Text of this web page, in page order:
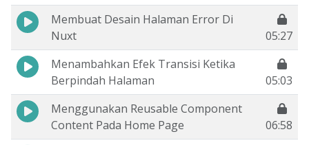
Membuat Desain Halaman Error Di
Nuxt
05:27
Menambahkan Efek Transisi Ketika
Berpindah Halaman
05:03
Menggunakan Reusable Component
Content Pada Home Page
06:58